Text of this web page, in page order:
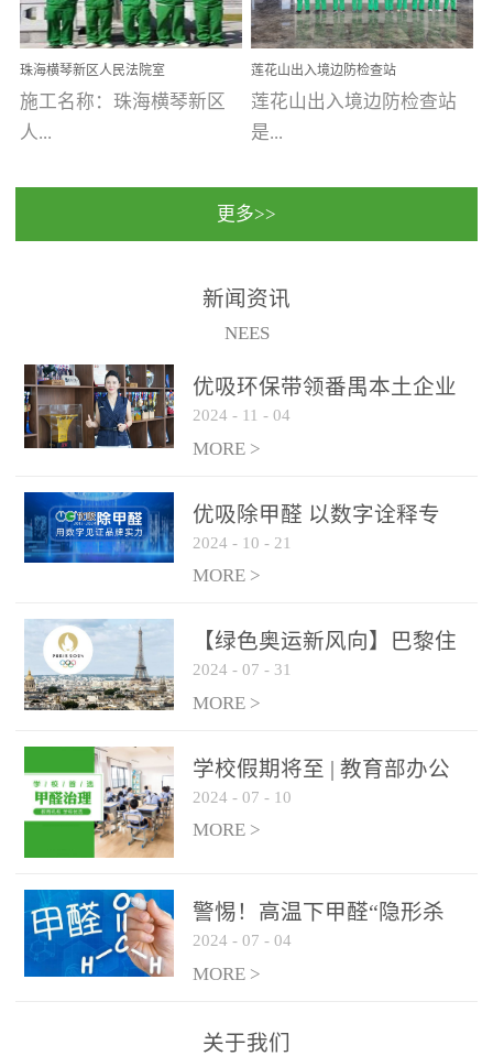
人人都爱护她、珍惜她、
她将越来越枝繁叶茂，终
将会成为一棵参天大树！
优吸环保截止2020年拥有
全国600家网点分支机构。
雅致酒店 东莞美豪雅
致酒店是为中高端人士...
州南沙区·香港科技大学(广
州)校区 工程案...
珠海横琴新区人民法院室
内除甲醛空气治理项目
施工名称：珠海横琴新区
人...
民法院室内除甲醛空气治
保施工日期：2020年1月珠
莲花山出入境边防检查站
室内除甲醛空气治理项目
莲花山出入境边防检查站
是...
国家通过设在对外开放口
（及各出入境边防检查
更多>>
新闻资讯
NEES
优吸环保带领番禺本​土企业
勇敢破局向“新”
2024 - 11 - 04
MORE >
优吸除甲醛 以数字诠释专
业，尽显除醛品牌实力！
2024 - 10 - 21
MORE >
【绿色奥运新风向】巴黎住
宿风波：优吸环保共建健康
绿色家居
2024 - 07 - 31
MORE >
学校假期将至 | 教育部办公
厅关于加强学校新建校舍室
内空气质量管理通知
2024 - 07 - 10
MORE >
警惕！高温下甲醛“隐形杀
手”来袭，你的家安全吗？
2024 - 07 - 04
MORE >
关于我们